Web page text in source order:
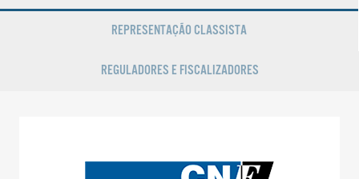
REPRESENTAÇÃO CLASSISTA
REGULADORES E FISCALIZADORES